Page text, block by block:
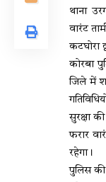
थाना
वारंट
कटघोरा
कोरबा
जिले में
सुरक्षा
फरार
रहेगा।
पुलिस